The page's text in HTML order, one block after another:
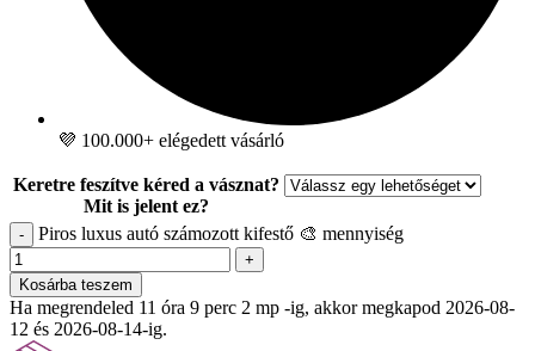
💜 100.000+ elégedett vásárló
Keretre feszítve kéred a vásznat?
Mit is jelent ez?
- Piros luxus autó számozott kifestő 🎨 mennyiség
+
Kosárba teszem
Ha megrendeled 11 óra 9 perc 1 mp -ig, akkor megkapod 2026-08-
12 és 2026-08-14-ig.